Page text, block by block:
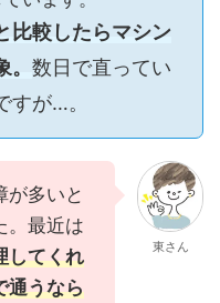
比較したらマシン
数日で直ってい
すが…。
が多いと
。最近は
してくれ
通うなら
東さん